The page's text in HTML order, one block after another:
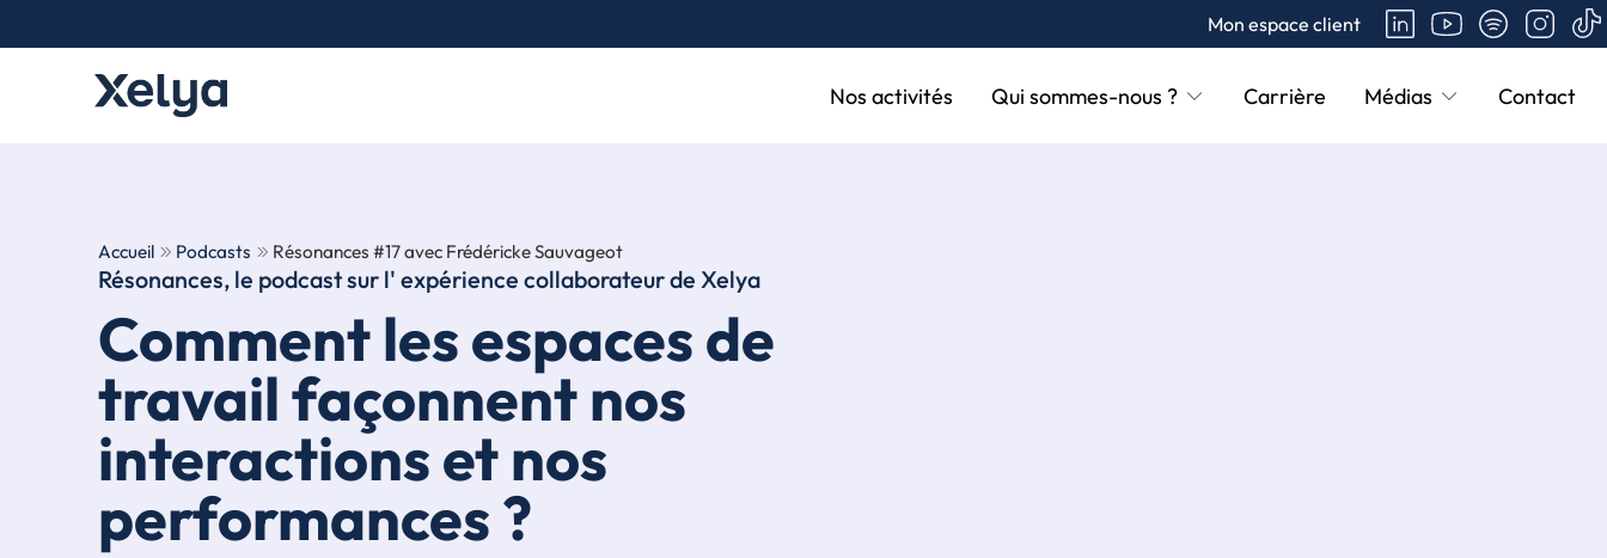
Mon espace client
Nos activités Qui sommes-nous ? Carrière Médias Contact
Accueil Podcasts Résonances #17 avec Frédéricke Sauvageot
Résonances, le podcast sur l' expérience collaborateurde Xelya
Comment les espaces de
travail façonnent nos
interactions et nos
performances ?